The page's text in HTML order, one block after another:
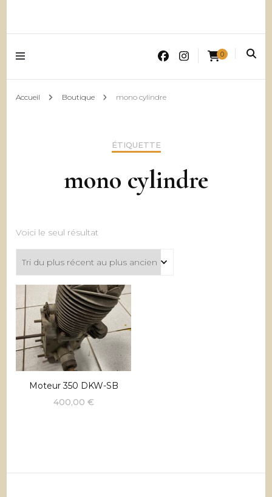
0
Accueil Boutique mono cylindre
ÉTIQUETTE
mono cylindre
Voici le seul résultat
Moteur 350 DKW-SB
400,00 €